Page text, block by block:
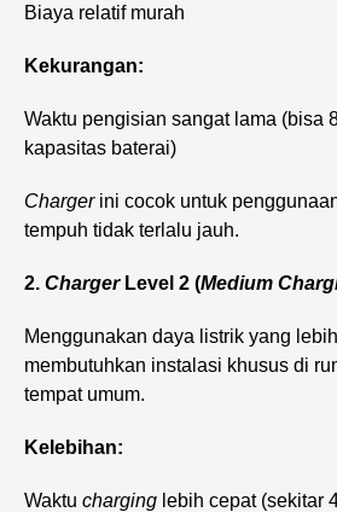
Biaya relatif murah
Kekurangan:
Waktu pengisian sangat lama (bisa
kapasitas baterai)
Chargerini cocok untuk
tempuh tidak terlalu jauh.
2. Charger Level 2 (Medium
Menggunakan daya listrik yang
membutuhkan instalasi khusus di
tempat umum.
Kelebihan:
Waktu charging lebih cepat (sekitar